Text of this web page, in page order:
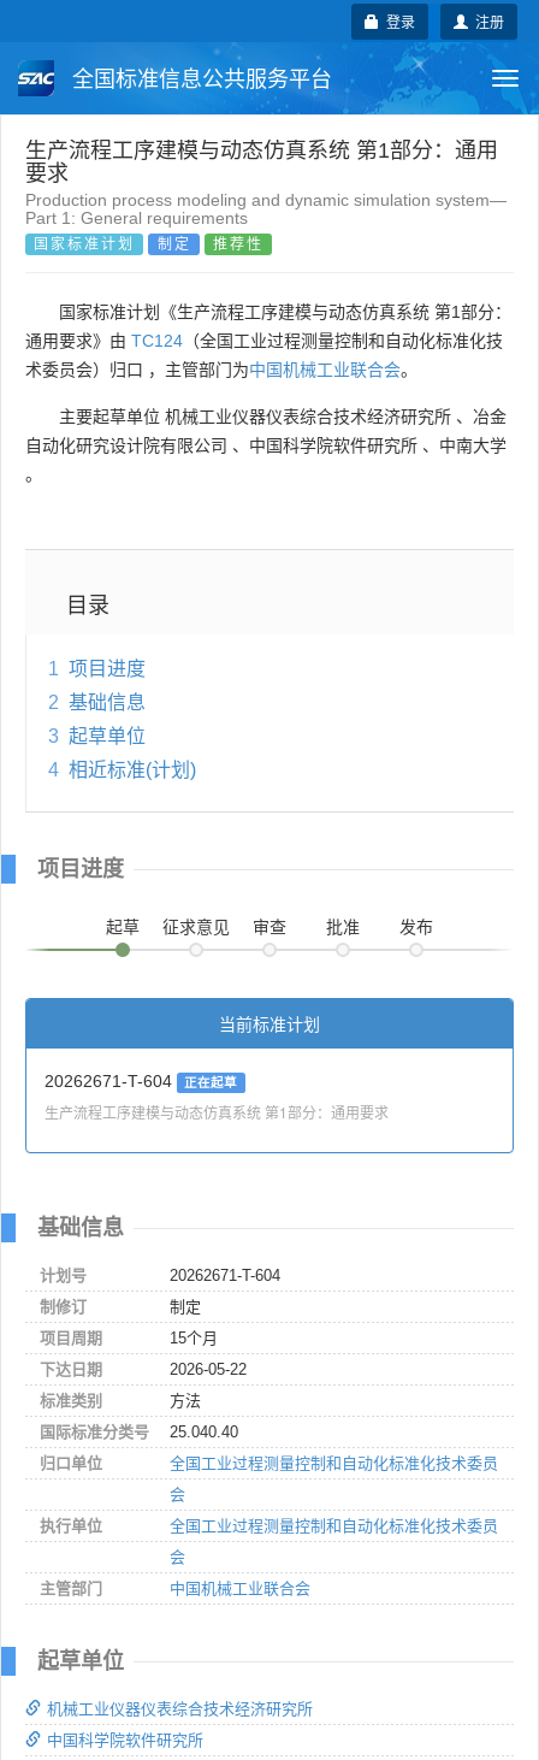
注册
登录
全国标准信息公共服务平台
国家标准 行业标准 地方标准
团体标准 企业标准 国际标准
生产流程工序建模与动态仿真系统 第1部分：通用
要求
Production process modeling and dynamic simulation system—
Part 1: General requirements
国家标准计划 制定 推荐性
国家标准计划《生产流程工序建模与动态仿真系统 第1部分：
通用要求》由 TC124 （全国工业过程测量控制和自动化标准化技
术委员会）归口 ，主管部门为中国机械工业联合会。
主要起草单位 机械工业仪器仪表综合技术经济研究所 、 冶金
自动化研究设计院有限公司 、 中国科学院软件研究所 、 中南大学
。
目录
1 项目进度
2 基础信息
3 起草单位
4 相近标准(计划)
项目进度
起草 征求意见 审查 批准 发布
当前标准计划
20262671-T-604 正在起草
生产流程工序建模与动态仿真系统 第1部分：通用要求
基础信息
计划号
20262671-T-604
制修订
制定
项目周期
15个月
下达日期
2026-05-22
标准类别
方法
国际标准分类号
25.040.40
归口单位
全国工业过程测量控制和自动化标准化技术委员
会
执行单位
全国工业过程测量控制和自动化标准化技术委员
会
主管部门
中国机械工业联合会
起草单位
机械工业仪器仪表综合技术经济研究所
中国科学院软件研究所